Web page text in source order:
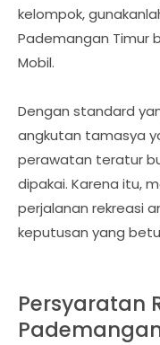
kelompok,
Pademangan Timur
Mobil.
Dengan standard
angkutan tamasya
perawatan teratur
dipakai. Karena itu,
perjalanan rekreasi
keputusan yang
Persyaratan